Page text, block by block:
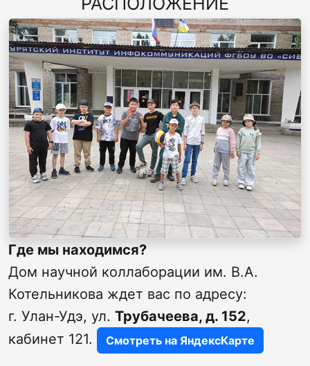
Где мы находимся?
Дом научной коллаборации им. В.А.
Котельникова ждет вас по адресу:
г. Улан-Удэ, ул. Трубачеева, д. 152,
кабинет 121.
Смотреть на ЯндексКарте